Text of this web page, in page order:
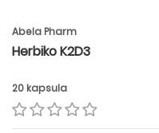
Abela Pharm
Herbiko K2D3
20 kapsula